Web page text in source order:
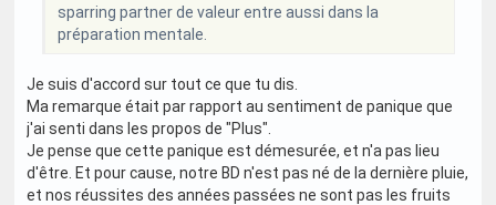
sparring partner de valeur entre aussi dans la
préparation mentale.
Je suis d'accord sur tout ce que tu dis.
Ma remarque était par rapport au sentiment de panique que
j'ai senti dans les propos de "Plus".
Je pense que cette panique est démesurée, et n'a pas lieu
d'être. Et pour cause, notre BD n'est pas né de la dernière pluie,
et nos réussites des années passées ne sont pas les fruits